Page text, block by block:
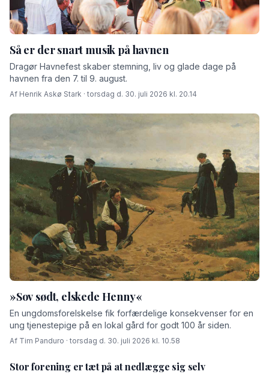
Så er der snart musik på havnen
Dragør Havnefest skaber stemning, liv og glade dage på
havnen fra den 7. til 9. august.
Af Henrik Askø Stark · torsdag d. 30. juli 2026 kl. 20.14
»Sov sødt, elskede Henny«
En ungdomsforelskelse fik forfærdelige konsekvenser for en
ung tjenestepige på en lokal gård for godt 100 år siden.
Af Tim Panduro · torsdag d. 30. juli 2026 kl. 10.58
Stor forening er tæt på at nedlægge sig selv